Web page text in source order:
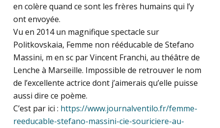
en colère quand ce sont les frères humains qui l’y
ont envoyée.
Vu en 2014 un magnifique spectacle sur
Politkovskaia, Femme non rééducable de Stefano
Massini, m en sc par Vincent Franchi, au théâtre de
Lenche à Marseille. Impossible de retrouver le nom
de l’excellente actrice dont j’aimerais qu’elle puisse
aussi dire ce poème.
C’est par ici : https://www.journalventilo.fr/femme-
reeducable-stefano-massini-cie-souriciere-au-